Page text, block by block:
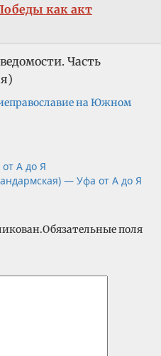
как акт
Часть
православие на Южном
А до Я
— Уфа от А до Я
Обязательные поля